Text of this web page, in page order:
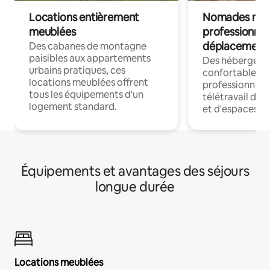
Locations entièrement
meublées
Des cabanes de montagne
paisibles aux appartements
urbains pratiques, ces
locations meublées offrent
tous les équipements d'un
logement standard.
Nomades
déplacement
Des
confortables
professionnels
télétravail
et d'espaces
Équipements et avantages des séjours
longue durée
Locations meublées